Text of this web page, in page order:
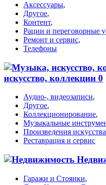
Аксессуары,
Другое,
Контент,
Рации и переговорные
Ремонт и сервис,
Телефоны
искусство, коллекции 0
Аудио-, видеозаписи,
Другое,
Коллекционирование,
Музыкальные
Произведения
Реставрация и сервис
Гаражи и Стоянки,